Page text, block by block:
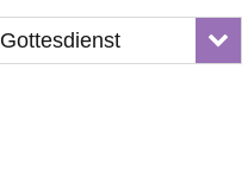
Gottesdienst